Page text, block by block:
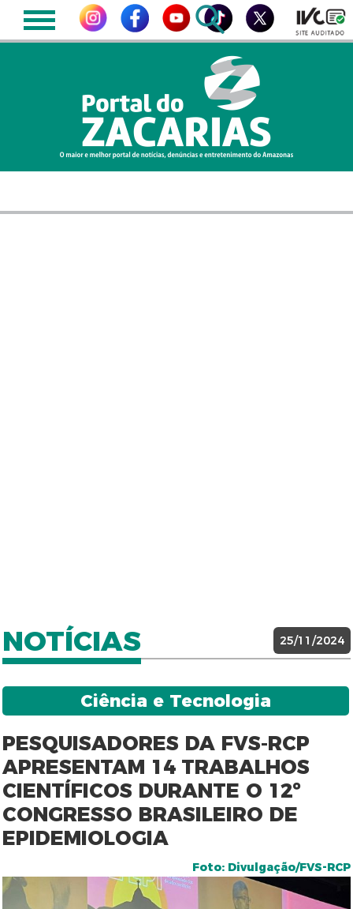
NOTÍCIAS 25/11/2024
Ciência e Tecnologia
PESQUISADORES DA FVS-RCP
APRESENTAM 14 TRABALHOS
CIENTÍFICOS DURANTE O 12º
CONGRESSO BRASILEIRO DE
EPIDEMIOLOGIA
Foto: Divulgação/FVS-RCP